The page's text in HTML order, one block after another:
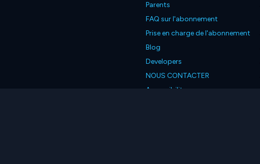
Parents
FAQ sur l'abonnement
Prise en charge de l'abonnement
Blog
Developers
NOUS CONTACTER
Accessibility